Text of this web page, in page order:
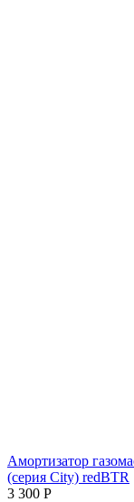
Амортизатор
(серия City) redBTR
3 300 Р